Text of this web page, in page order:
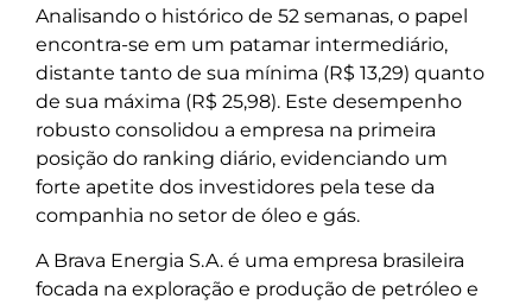
Analisando o histórico de 52 semanas, o papel
encontra-se em um patamar intermediário,
distante tanto de sua mínima (R$ 13,29) quanto
de sua máxima (R$ 25,98). Este desempenho
robusto consolidou a empresa na primeira
posição do ranking diário, evidenciando um
forte apetite dos investidores pela tese da
companhia no setor de óleo e gás.
A Brava Energia S.A. é uma empresa brasileira
focada na exploração e produção de petróleo e